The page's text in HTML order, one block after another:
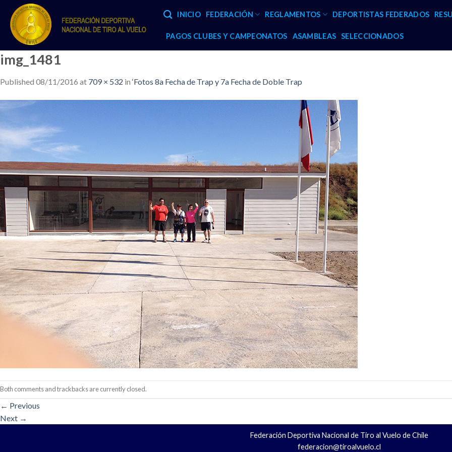
content
INICIO FEDERACIÓN REGLAMENTOS DEPORTISTAS FEDERADOS
PAGOS CLUBES Y CAMPEONATOS ASAMBLEAS SELECCIONADOS
img_1481
Published 08/11/2016 at 709 × 532 in ‘Fotos 8a Fecha de Trap y 7a Fecha de Doble Trap
Both comments and trackbacks are currently closed.
← Previous
Next →
Federación Deportiva Nacional de Tiro al Vuelo de Chile
federacion@tiroalvuelo.cl